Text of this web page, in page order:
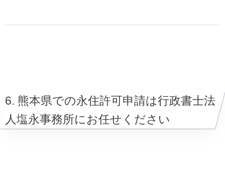
6. 熊本県での永住許可申請は行政書士法
人塩永事務所にお任せください